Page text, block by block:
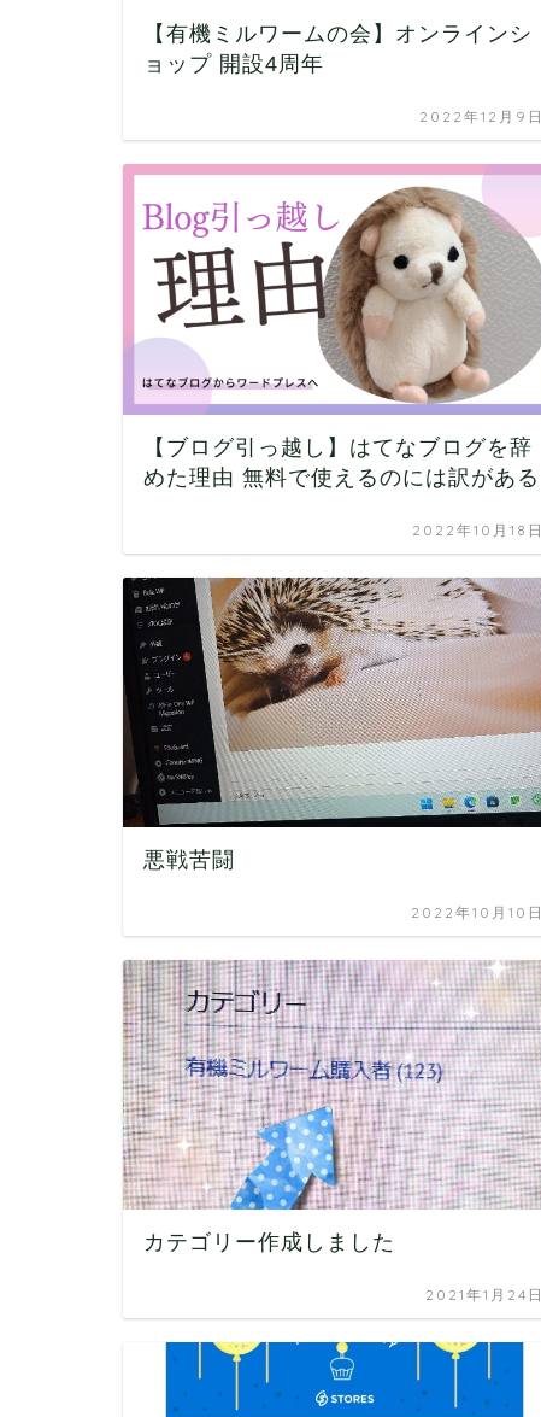
【有機ミルワームの会】オンラインシ
ョップ 開設4周年
2022年12月9日
【ブログ引っ越し】はてなブログを辞
めた理由 無料で使えるのには訳がある
2022年10月18日
悪戦苦闘
2022年10月10日
カテゴリー作成しました
2021年1月24日